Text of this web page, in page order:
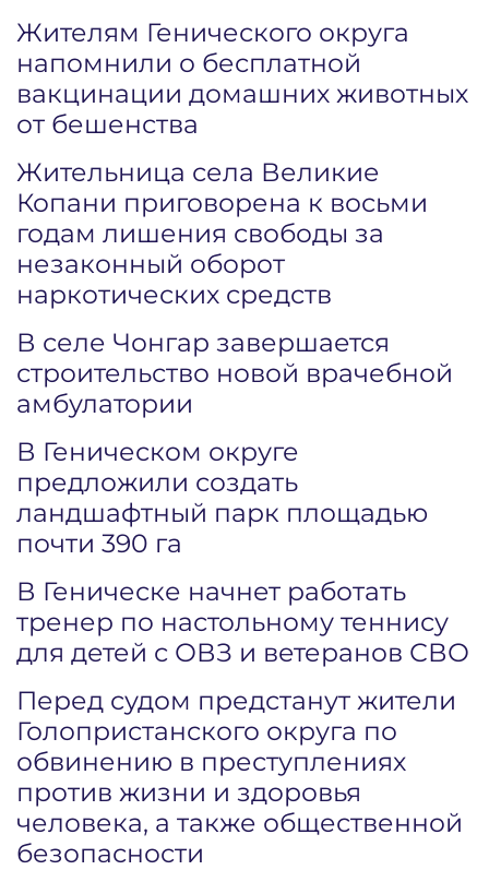
Жителям Генического округа
напомнили о бесплатной
вакцинации домашних животных
от бешенства
Жительница села Великие
Копани приговорена к восьми
годам лишения свободы за
незаконный оборот
наркотических средств
В селе Чонгар завершается
строительство новой врачебной
амбулатории
В Геническом округе
предложили создать
ландшафтный парк площадью
почти 390 га
В Геническе начнет работать
тренер по настольному теннису
для детей с ОВЗ и ветеранов СВО
Перед судом предстанут жители
Голопристанского округа по
обвинению в преступлениях
против жизни и здоровья
человека, а также общественной
безопасности